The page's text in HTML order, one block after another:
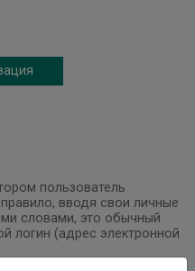
пользователь
вводя свои личные
словами, это обычный
логин (адрес электронной